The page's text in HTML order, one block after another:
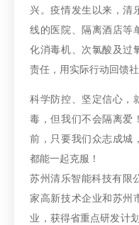
兴。疫情发生以来，清
线的医院、隔离酒店等
化消毒机、次氯酸及过
责任，用实际行动回馈社
科学防控、坚定信心，
毒，但我们不会隔离爱
前，只要我们众志成城
都能一起克服！
苏州清乐智能科技有限
家高新技术企业和苏州
业，获得省重点研发计